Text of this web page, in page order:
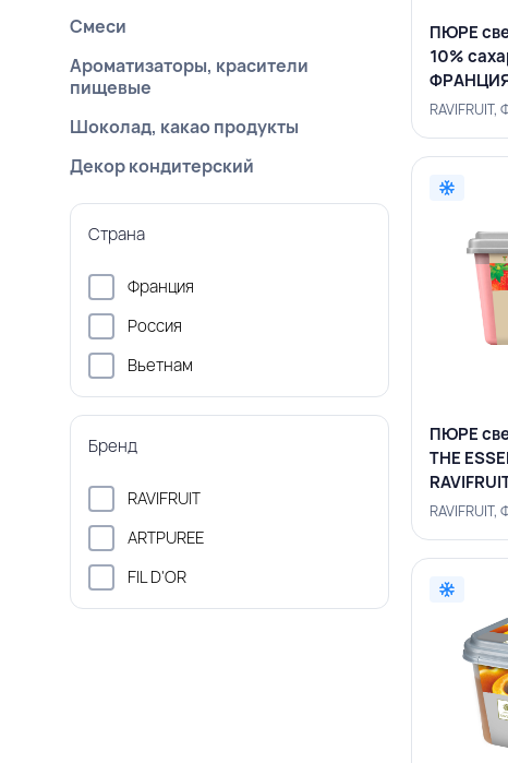
Смеси
Ароматизаторы, красители
пищевые
Шоколад, какао продукты
Декор кондитерский
Страна
Франция
Россия
Вьетнам
Бренд
RAVIFRUIT
ARTPUREE
FIL D'OR
ПЮРЕ
10%
ПЮРЕ
THE